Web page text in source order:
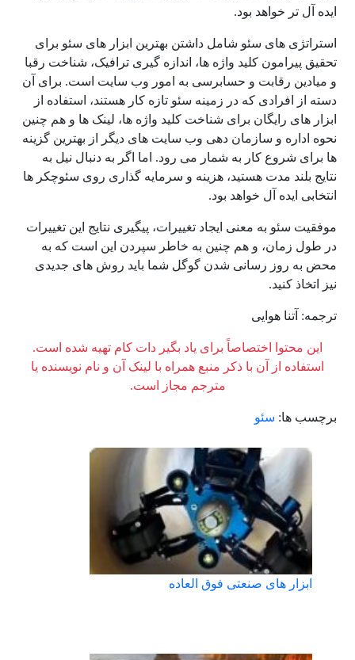
ایده آل تر خواهد بود.
استراتژی های سئو شامل داشتن بهترین ابزار های سئو برای
تحقیق پیرامون کلید واژه ها، اندازه گیری ترافیک، شناخت رقبا
و میادین رقابت و حسابرسی به امور وب سایت است. برای آن
دسته از افرادی که در زمینه سئو تازه کار هستند، استفاده از
ابزار های رایگان برای شناخت کلید واژه ها، لینک ها و هم چنین
نحوه اداره و سازمان دهی وب سایت های دیگر از بهترین گزینه
ها برای شروع کار به شمار می رود. اما اگر به دنبال نیل به
نتایج بلند مدت هستید، هزینه و سرمایه گذاری روی سئوچکر ها
انتخابی ایده آل خواهد بود.
موفقیت سئو به معنی ایجاد تغییرات، پیگیری نتایج این تغییرات
در طول زمان، و هم چنین به خاطر سپردن این است که به
محض به روز رسانی شدن گوگل شما باید روش های جدیدی
نیز اتخاذ کنید.
ترجمه: آتنا هوایی
این محتوا اختصاصاً برای یاد بگیر دات کام تهیه شده است.
استفاده از آن با ذکر منبع همراه با لینک آن و نام نویسنده یا
مترجم مجاز است.
برچسب ها: سئو
ابزار های صنعتی فوق العاده